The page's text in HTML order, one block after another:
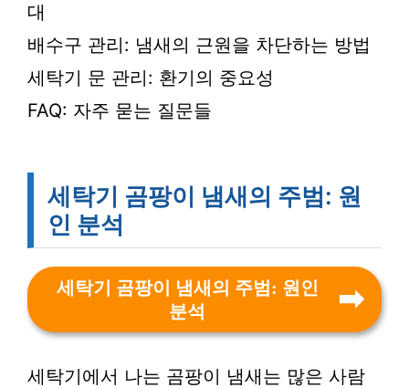
대
배수구 관리: 냄새의 근원을 차단하는 방법
세탁기 문 관리: 환기의 중요성
FAQ: 자주 묻는 질문들
세탁기 곰팡이 냄새의 주범: 원
인 분석
세탁기 곰팡이 냄새의 주범: 원인
분석
세탁기에서 나는 곰팡이 냄새는 많은 사람